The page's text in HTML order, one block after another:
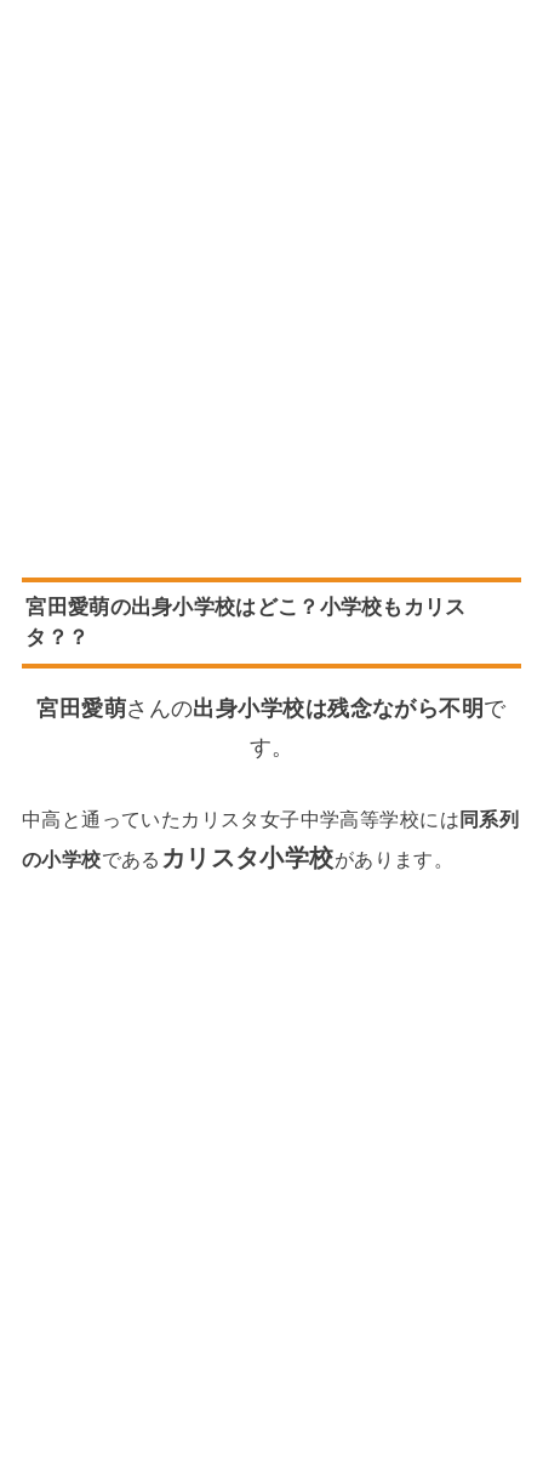
宮田愛萌の出身小学校はどこ？小学校もカリス
タ？？
宮田愛萌さんの出身小学校は残念ながら不明 で
す。
中高と通っていたカリスタ女子中学高等学校には 同系列
の小学校である カリスタ小学校があります。